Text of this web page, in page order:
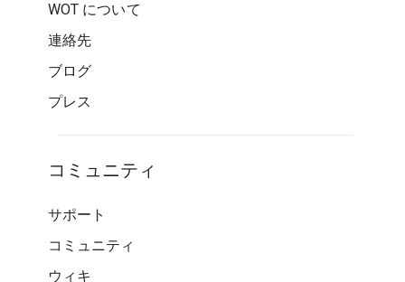
WOT について
連絡先
ブログ
プレス
コミュニティ
サポート
コミュニティ
ウィキ